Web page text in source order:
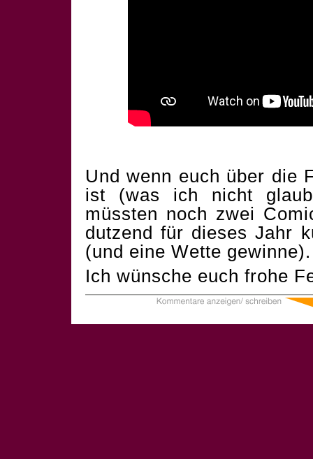
Und wenn euch über die
ist (was ich nicht
müssten noch zwei
dutzend für dieses Jahr
(und eine Wette
Ich wünsche euch frohe